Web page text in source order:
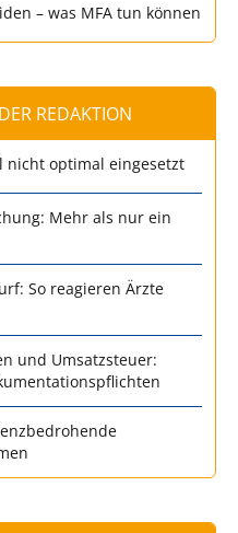
– was MFA tun können
REDAKTION
nicht optimal eingesetzt
Mehr als nur ein
So reagieren Ärzte
und Umsatzsteuer: